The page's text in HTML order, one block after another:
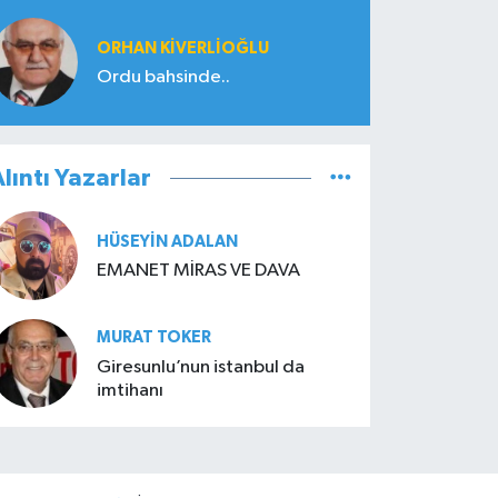
ORHAN KIVERLIOĞLU
Ordu bahsinde..
Yazarlar
HÜSEYIN ADALAN
EMANET MİRAS VE DAVA
MURAT TOKER
Giresunlu’nun istanbul da
imtihanı